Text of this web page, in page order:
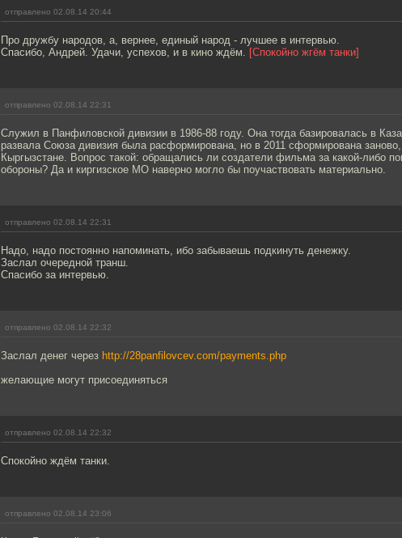
отправлено 02.08.14 20:44
Про дружбу народов, а, вернее, единый народ - лучшее в интервью.
Спасибо, Андрей. Удачи, успехов, и в кино ждём. [Спокойно жгём танки]
отправлено 02.08.14 22:31
Служил в Панфиловской дивизии в 1986-88 году. Она тогда базировалась в
развала Союза дивизия была расформирована, но в 2011 сформирована
Кыргызстане. Вопрос такой: обращались ли создатели фильма за какой-либо
обороны? Да и киргизское МО наверно могло бы поучаствовать материально.
отправлено 02.08.14 22:31
Надо, надо постоянно напоминать, ибо забываешь подкинуть денежку.
Заслал очередной транш.
Спасибо за интервью.
отправлено 02.08.14 22:32
Заслал денег через http://28panfilovcev.com/payments.php
желающие могут присоединяться
отправлено 02.08.14 22:32
Спокойно ждём танки.
отправлено 02.08.14 23:06